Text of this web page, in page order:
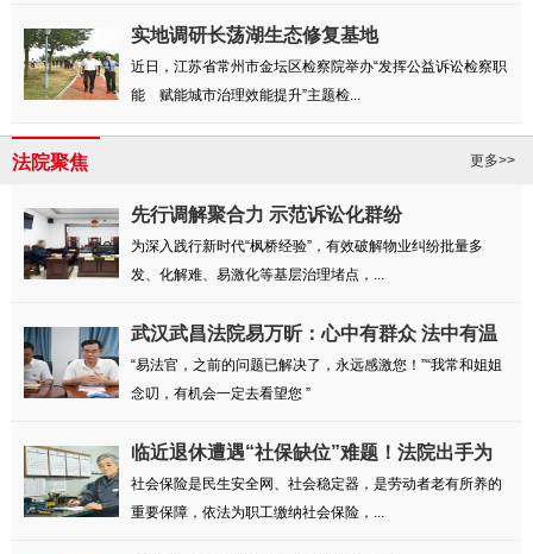
实地调研长荡湖生态修复基地
近日，江苏省常州市金坛区检察院举办“发挥公益诉讼检察职
能 赋能城市治理效能提升”主题检...
法院聚焦 更多>>
先行调解聚合力 示范诉讼化群纷
为深入践行新时代“枫桥经验”，有效破解物业纠纷批量多
发、化解难、易激化等基层治理堵点，...
武汉武昌法院易万昕：心中有群众 法中有温
度
“易法官，之前的问题已解决了，永远感激您！”“我常和姐姐
念叨，有机会一定去看望您 ”
临近退休遭遇“社保缺位”难题！法院出手为
劳...
社会保险是民生安全网、社会稳定器，是劳动者老有所养的
重要保障，依法为职工缴纳社会保险，...